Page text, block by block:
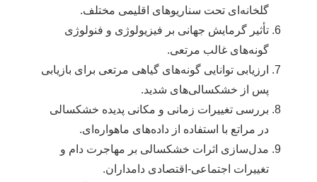
گلخانه‌ای تحت سناریوهای اقلیمی مختلف.
تأثیر گرمایش جهانی بر فیزیولوژی و فنولوژی
گونه‌های غالب مرتعی.
ارزیابی توانایی گونه‌های گیاهی مرتعی برای بازیابی
پس از خشکسالی‌های شدید.
بررسی تغییرات زمانی و مکانی پدیده خشکسالی
در مراتع با استفاده از داده‌های ماهواره‌ای.
مدل‌سازی اثرات خشکسالی بر مهاجرت دام و
تغییرات اجتماعی-اقتصادی دامداران.